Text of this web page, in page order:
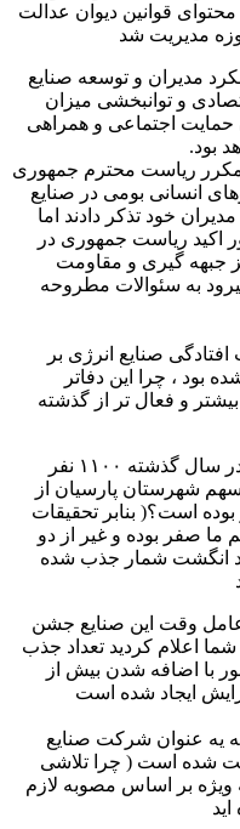
محتوای قوانین دیوان عدالت
مدیریت شد
مدیران و توسعه صنایع
و توانبخشی میزان
حمایت اجتماعی و همراهی
بود.
مکرر ریاست محترم جمهوری
انسانی بومی در صنایع
خود تذکر دادند اما
اکید ریاست جمهوری در
گیری و مقاومت
به سئوالات مطروحه
صنایع انرژی بر
بود ، چرا این دفاتر
و فعال تر از گذشته
۲- جناب علامه شما اعلام کرده بودید در سال گذشته ۱۱۰۰ نفر
شهرستان پارسیان از
است؟( بنابر تحقیقات
ما صفر بوده و غیر از دو
انگشت شمار جذب شده
مدیرعامل وقت این صنایع جشن
اعلام کردید تعداد جذب
(چطور با اضافه شدن بیش از
ایجاد شده است
یه عنوان شرکت صنایع
شده است ( چرا تلاشی
بر اساس مصوبه لازم